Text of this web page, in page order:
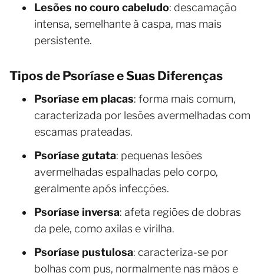
Lesões no couro cabeludo: descamação
intensa, semelhante à caspa, mas mais
persistente.
Tipos de Psoríase e Suas Diferenças
Psoríase em placas: forma mais comum,
caracterizada por lesões avermelhadas com
escamas prateadas.
Psoríase gutata: pequenas lesões
avermelhadas espalhadas pelo corpo,
geralmente após infecções.
Psoríase inversa: afeta regiões de dobras
da pele, como axilas e virilha.
Psoríase pustulosa: caracteriza-se por
bolhas com pus, normalmente nas mãos e